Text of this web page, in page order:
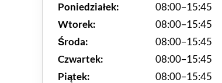
Poniedziałek:
08:00–15:45
Wtorek:
08:00–15:45
Środa:
08:00–15:45
Czwartek:
08:00–15:45
Piątek:
08:00–15:45